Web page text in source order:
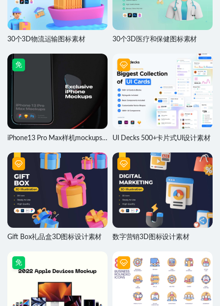
30个3D物流运输图标素材 30个3D医疗和保健图标素材
免
iPhone13 Pro Max样机mockups
UI Decks 500+卡片式UI设计素材
Gift Box礼品盒3D图标设计素材 数字营销3D图标设计素材
免